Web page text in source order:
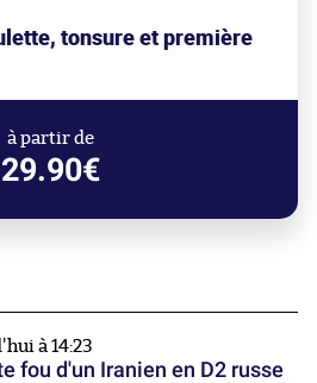
tonsure et première
à partir de
29.90€
à 14:23
fou d'un Iranien en D2 russe